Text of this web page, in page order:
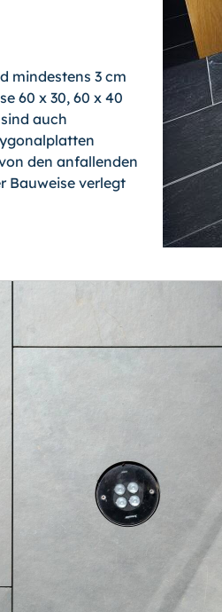
mindestens 3 cm
60 x 30, 60 x 40
auch
den anfallenden
Bauweise verlegt